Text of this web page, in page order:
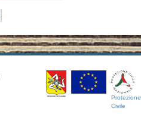
Protezione
Civile